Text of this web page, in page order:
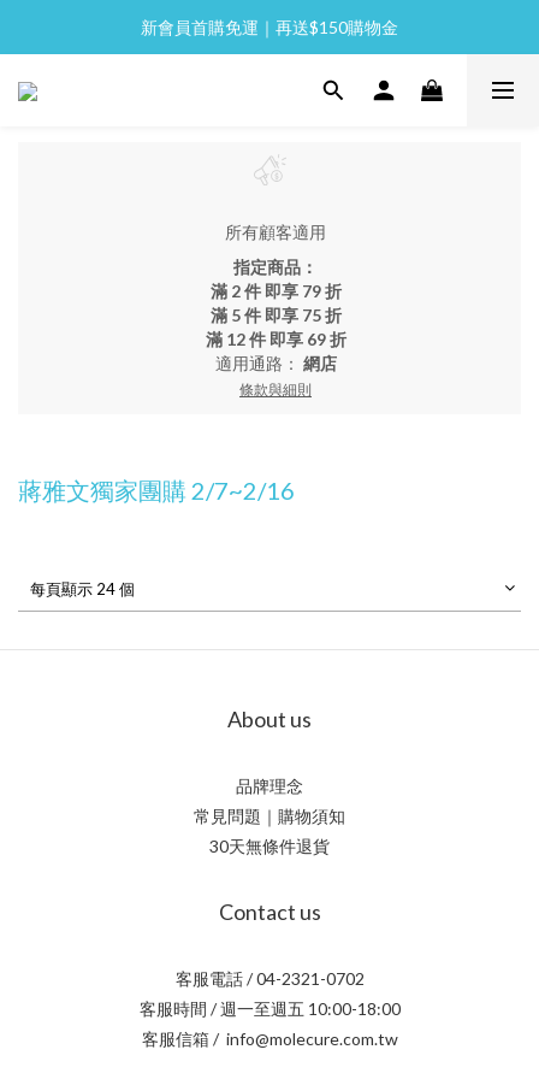
全館消費滿 NT$2,000 免運
新會員首購免運｜再送$150購物金
全館消費滿 NT$2,000 免運
所有顧客適用
指定商品：
滿 2 件 即享 79 折
滿 5 件 即享 75 折
滿 12 件 即享 69 折
適用通路： 網店
條款與細則
蔣雅文獨家團購 2/7~2/16
每頁顯示 24 個
About us
品牌理念
常見問題｜購物須知
30天無條件退貨
Contact us
客服電話 / 04-2321-0702
客服時間 / 週一至週五 10:00-18:00
客服信箱 / info@molecure.com.tw